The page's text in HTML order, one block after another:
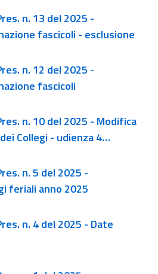
n. 13 del 2025 -
fascicoli - esclusione
n. 12 del 2025 -
fascicoli
n. 10 del 2025 - Modifica
Collegi - udienza 4
n. 5 del 2025 -
feriali anno 2025
n. 4 del 2025 - Date